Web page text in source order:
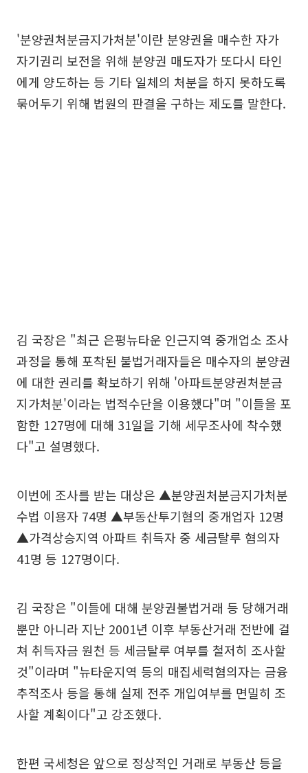
'분양권처분금지가처분'이란 분양권을 매수한 자가
자기권리 보전을 위해 분양권 매도자가 또다시 타인
에게 양도하는 등 기타 일체의 처분을 하지 못하도록
묶어두기 위해 법원의 판결을 구하는 제도를 말한다.
김 국장은 "최근 은평뉴타운 인근지역 중개업소 조사
과정을 통해 포착된 불법거래자들은 매수자의 분양권
에 대한 권리를 확보하기 위해 '아파트분양권처분금
지가처분'이라는 법적수단을 이용했다"며 "이들을 포
함한 127명에 대해 31일을 기해 세무조사에 착수했
다"고 설명했다.
이번에 조사를 받는 대상은 ▲분양권처분금지가처분
수법 이용자 74명 ▲부동산투기혐의 중개업자 12명
▲가격상승지역 아파트 취득자 중 세금탈루 혐의자
41명 등 127명이다.
김 국장은 "이들에 대해 분양권불법거래 등 당해거래
뿐만 아니라 지난 2001년 이후 부동산거래 전반에 걸
쳐 취득자금 원천 등 세금탈루 여부를 철저히 조사할
것"이라며 "뉴타운지역 등의 매집세력혐의자는 금융
추적조사 등을 통해 실제 전주 개입여부를 면밀히 조
사할 계획이다"고 강조했다.
한편 국세청은 앞으로 정상적인 거래로 부동산 등을